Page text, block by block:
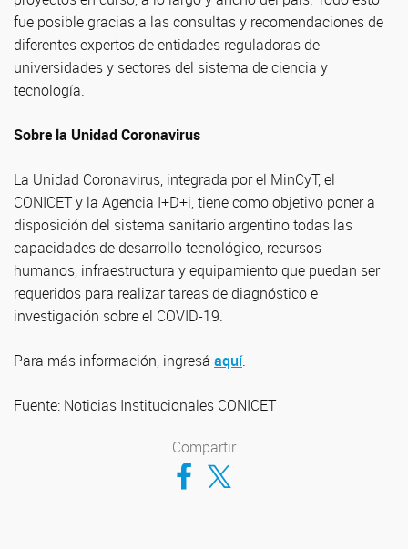
fue posible gracias a las consultas y recomendaciones de
diferentes expertos de entidades reguladoras de
universidades y sectores del sistema de ciencia y
tecnología.
Sobre la Unidad Coronavirus
La Unidad Coronavirus, integrada por el MinCyT, el
CONICET y la Agencia I+D+i, tiene como objetivo poner a
disposición del sistema sanitario argentino todas las
capacidades de desarrollo tecnológico, recursos
humanos, infraestructura y equipamiento que puedan ser
requeridos para realizar tareas de diagnóstico e
investigación sobre el COVID-19.
Para más información, ingresá aquí.
Fuente: Noticias Institucionales CONICET
Compartir
Compartir en Facebook
Compartir en Twitter